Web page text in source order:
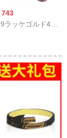
743
ラッケゴルド4星